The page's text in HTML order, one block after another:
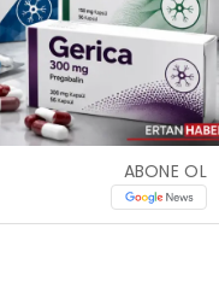
ABONE OL